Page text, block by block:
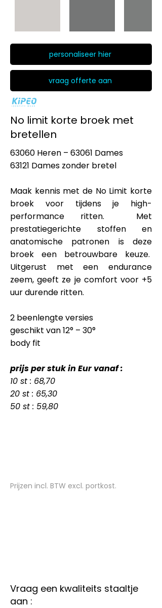
personaliseer hier
vraag offerte aan
No limit korte broek met
bretellen
63060 Heren – 63061 Dames
63121 Dames zonder bretel
Maak kennis met de No Limit korte
broek voor tijdens je high-
performance ritten. Met
prestatiegerichte stoffen en
anatomische patronen is deze
broek een betrouwbare keuze.
Uitgerust met een endurance
zeem, geeft ze je comfort voor +5
uur durende ritten.
2 beenlengte versies
geschikt van 12° – 30°
body fit
prijs per stuk in Eur vanaf :
10 st : 68,70
20 st : 65,30
50 st : 59,80
Prijzen incl. BTW excl. portkost.
Vraag een kwaliteits staaltje
aan :